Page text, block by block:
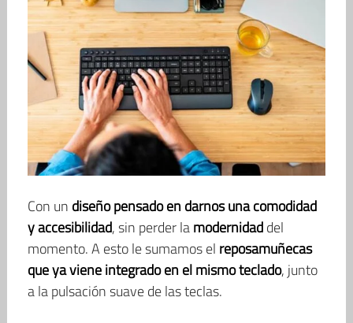
Con un diseño pensado en darnos una comodidad
y accesibilidad, sin perder lamodernidaddel
momento. A esto le sumamos el reposamuñecas
que ya viene integrado en el mismo teclado, junto
a la pulsación suave de las teclas.